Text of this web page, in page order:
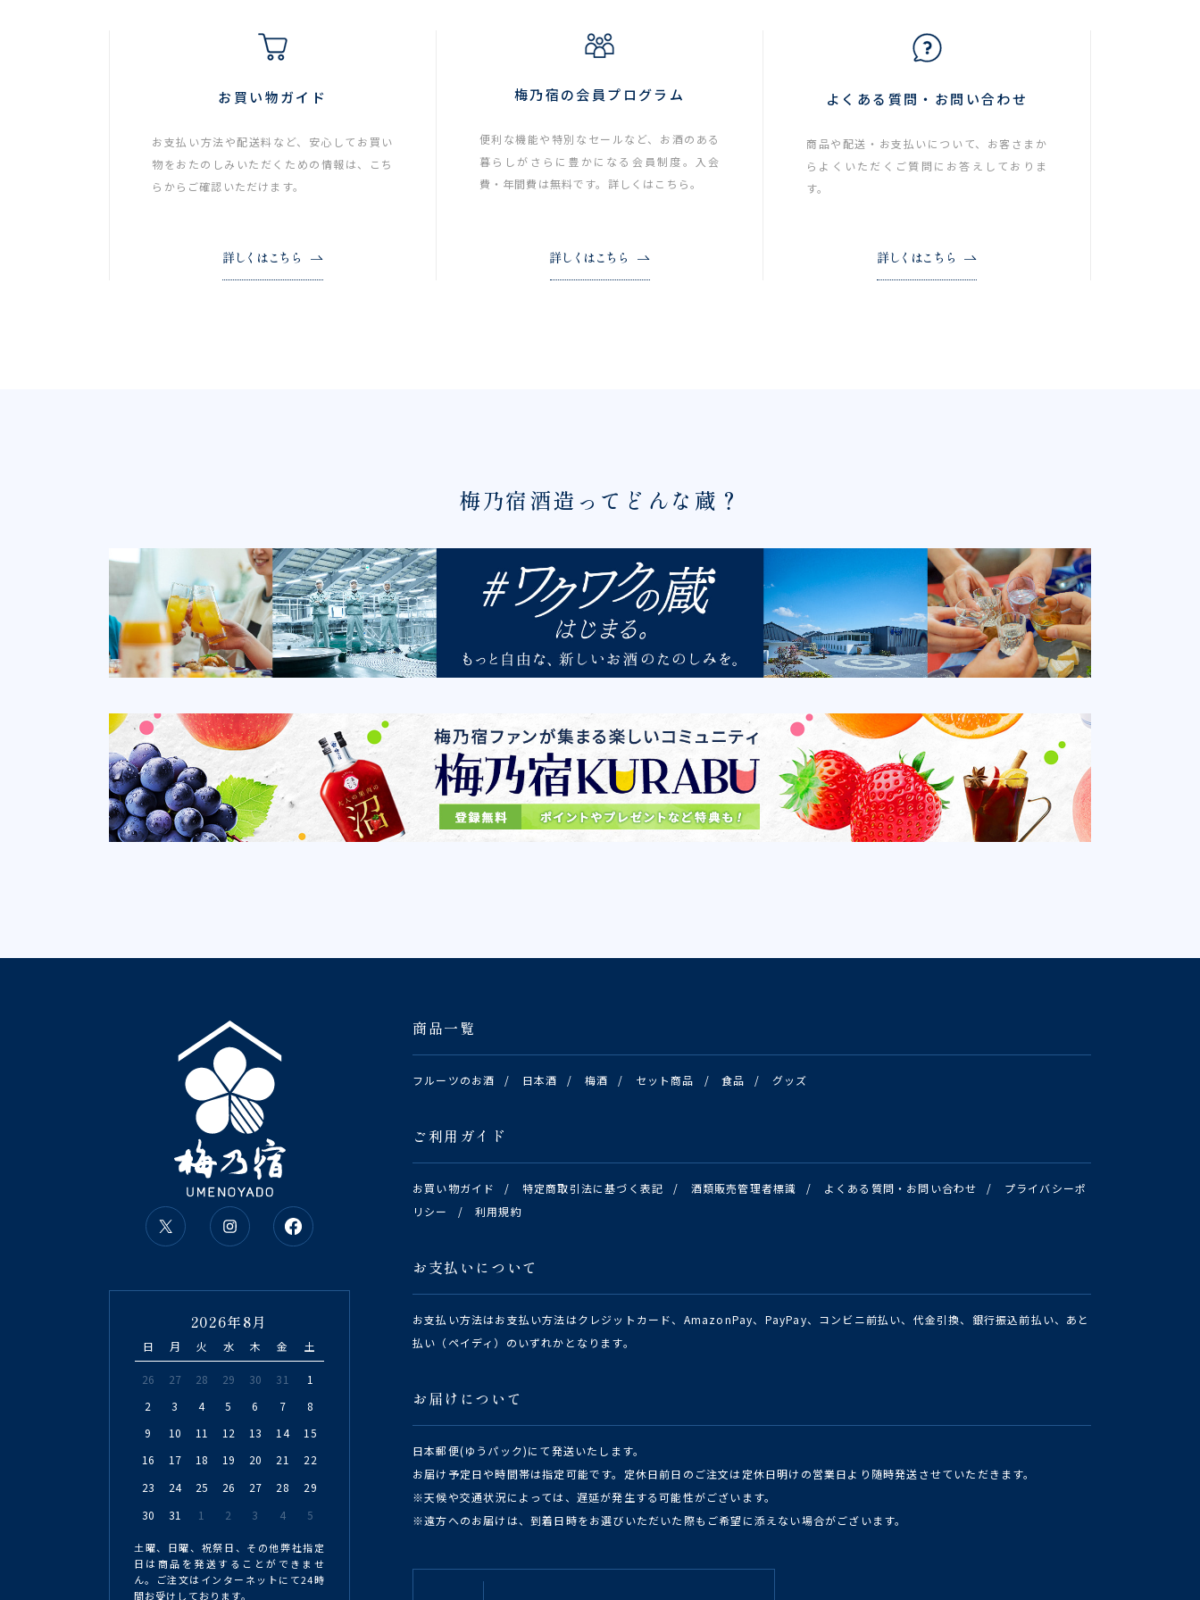
お買い物ガイド
お支払い方法や配送料など、安心してお買い
物をおたのしみいただくための情報は、こち
らからご確認いただけます。
詳しくはこちら
梅乃宿の会員プログラム
便利な機能や特別なセールなど、お酒のある
暮らしがさらに豊かになる会員制度。入会
費・年間費は無料です。詳しくはこちら。
詳しくはこちら
よくある質問・お問い合わせ
商品や配送・お支払いについて、お客さまか
らよくいただくご質問にお答えしておりま
す。
詳しくはこちら
梅乃宿酒造ってどんな蔵？
商品一覧
フルーツのお酒 / 日本酒 / 梅酒 / セット商品 / 食品 / グッズ
ご利用ガイド
お買い物ガイド / 特定商取引法に基づく表記 / 酒類販売管理者標識 / よくある質問・お問い合わせ /
プライバシーポ
リシー
/ 利用規約
お支払いについて
お支払い方法はお支払い方法はクレジットカード、AmazonPay、PayPay、コンビニ前払い、代金引換、銀行振込前払い、あと
払い（ペイディ）のいずれかとなります。
お届けについて
日本郵便(ゆうパック)にて発送いたします。
お届け予定日や時間帯は指定可能です。定休日前日のご注文は定休日明けの営業日より随時発送させていただきます。
※天候や交通状況によっては、遅延が発生する可能性がございます。
※遠方へのお届けは、到着日時をお選びいただいた際もご希望に添えない場合がございます。
2026年8月
日 月 火 水 木 金 土
26 27 28 29 30 31
1
2
3 4 5 6 7
8
9
10 11 12 13 14
15
16
17 18 19 20 21
22
23
24 25 26 27 28
29
30
31 1 2 3 4 5
土曜、日曜、祝祭日、その他弊社指定
日は商品を発送することができませ
ん。ご注文はインターネットにて24時
間お受けしております。